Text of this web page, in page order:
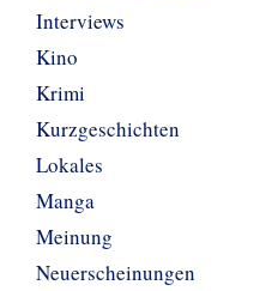
Interviews
Kino
Krimi
Kurzgeschichten
Lokales
Manga
Meinung
Neuerscheinungen